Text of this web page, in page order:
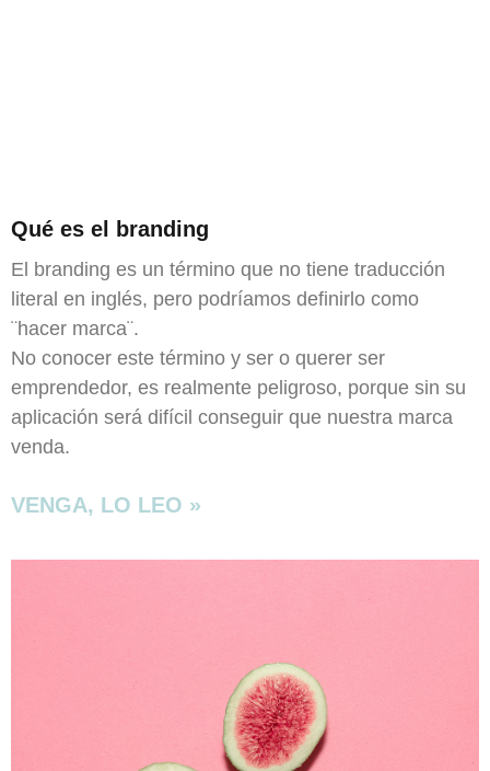
Qué es el branding
El branding es un término que no tiene traducción
literal en inglés, pero podríamos definirlo como
¨hacer marca¨.
No conocer este término y ser o querer ser
emprendedor, es realmente peligroso, porque sin su
aplicación será difícil conseguir que nuestra marca
venda.
VENGA, LO LEO »